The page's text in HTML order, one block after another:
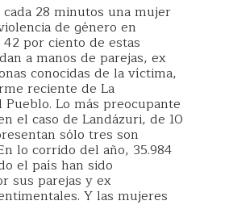
28 minutos una mujer
de género en
por ciento de estas
a manos de parejas, ex
conocidas de la víctima,
reciente de La
Lo más preocupante
el caso de Landázuri, de 10
sólo tres son
lo corrido del año, 35.984
el país han sido
sus parejas y ex
Y las mujeres